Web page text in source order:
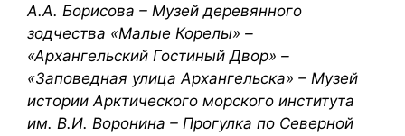
А.А. Борисова – Музей деревянного
зодчества «Малые Корелы» –
«Архангельский Гостиный Двор» –
«Заповедная улица Архангельска» – Музей
истории Арктического морского института
им. В.И. Воронина – Прогулка по Северной